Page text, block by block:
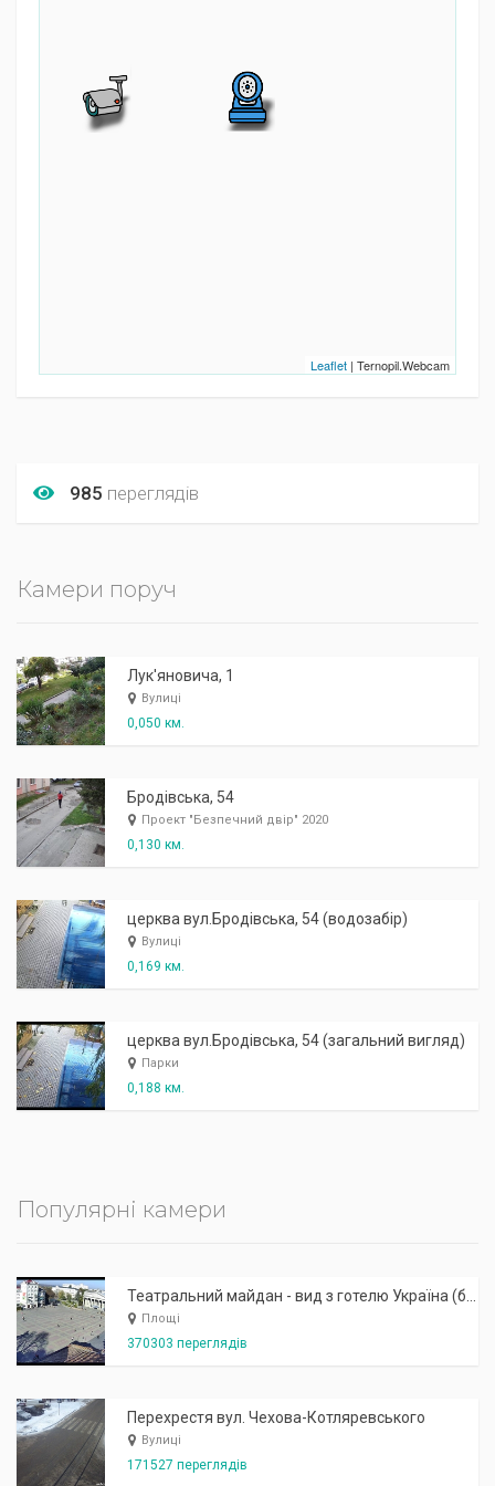
Leaflet | Ternopil.Webcam
985 переглядів
Камери поруч
Лук'яновича, 1
Вулиці
0,050 км.
Бродівська, 54
Проект "Безпечний двір" 2020
0,130 км.
церква вул.Бродівська, 54 (водозабір)
Вулиці
0,169 км.
церква вул.Бродівська, 54 (загальний вигляд)
Парки
0,188 км.
Популярні камери
Площі
370303 переглядів
Перехрестя вул. Чехова-Котляревського
Вулиці
171527 переглядів